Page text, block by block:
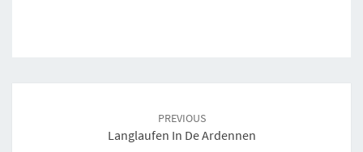
PREVIOUS
Langlaufen In De Ardennen